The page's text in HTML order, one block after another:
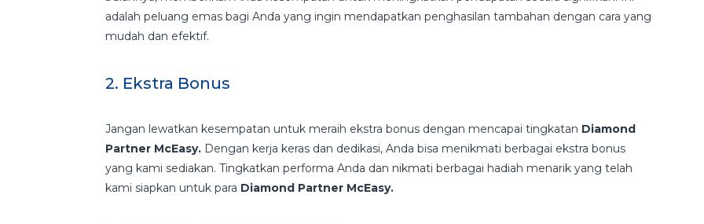
adalah peluang emas bagi Anda yang ingin mendapatkan penghasilan tambahan dengan cara yang
mudah dan efektif.
2. Ekstra Bonus
Jangan lewatkan kesempatan untuk meraih ekstra bonus dengan mencapai tingkatan Diamond
Partner McEasy. Dengan kerja keras dan dedikasi, Anda bisa menikmati berbagai ekstra bonus
yang kami sediakan. Tingkatkan performa Anda dan nikmati berbagai hadiah menarik yang telah
kami siapkan untuk para Diamond Partner McEasy.